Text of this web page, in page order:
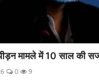
मामले में 10 साल की
0 9